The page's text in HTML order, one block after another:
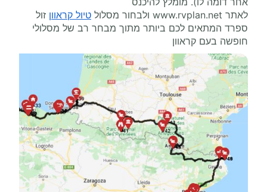
לאתר www.rvplan.net ולבחור מסלול טיול קראוון זול
ספרד המתאים לכם ביותר מתוך מבחר רב של מסלולי
חופשה בעם קראוון